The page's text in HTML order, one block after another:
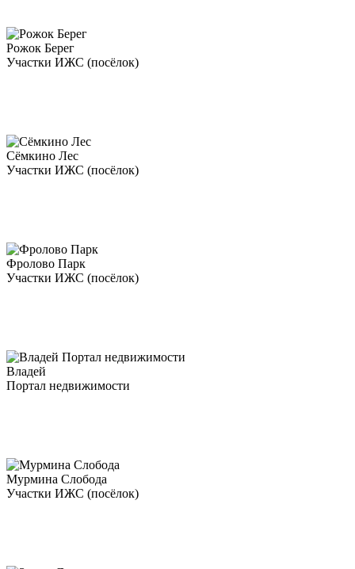
Рожок Берег
Участки ИЖС (посёлок)
Сёмкино Лес
Участки ИЖС (посёлок)
Фролово Парк
Участки ИЖС (посёлок)
Владей
Портал недвижимости
Мурмина Слобода
Участки ИЖС (посёлок)